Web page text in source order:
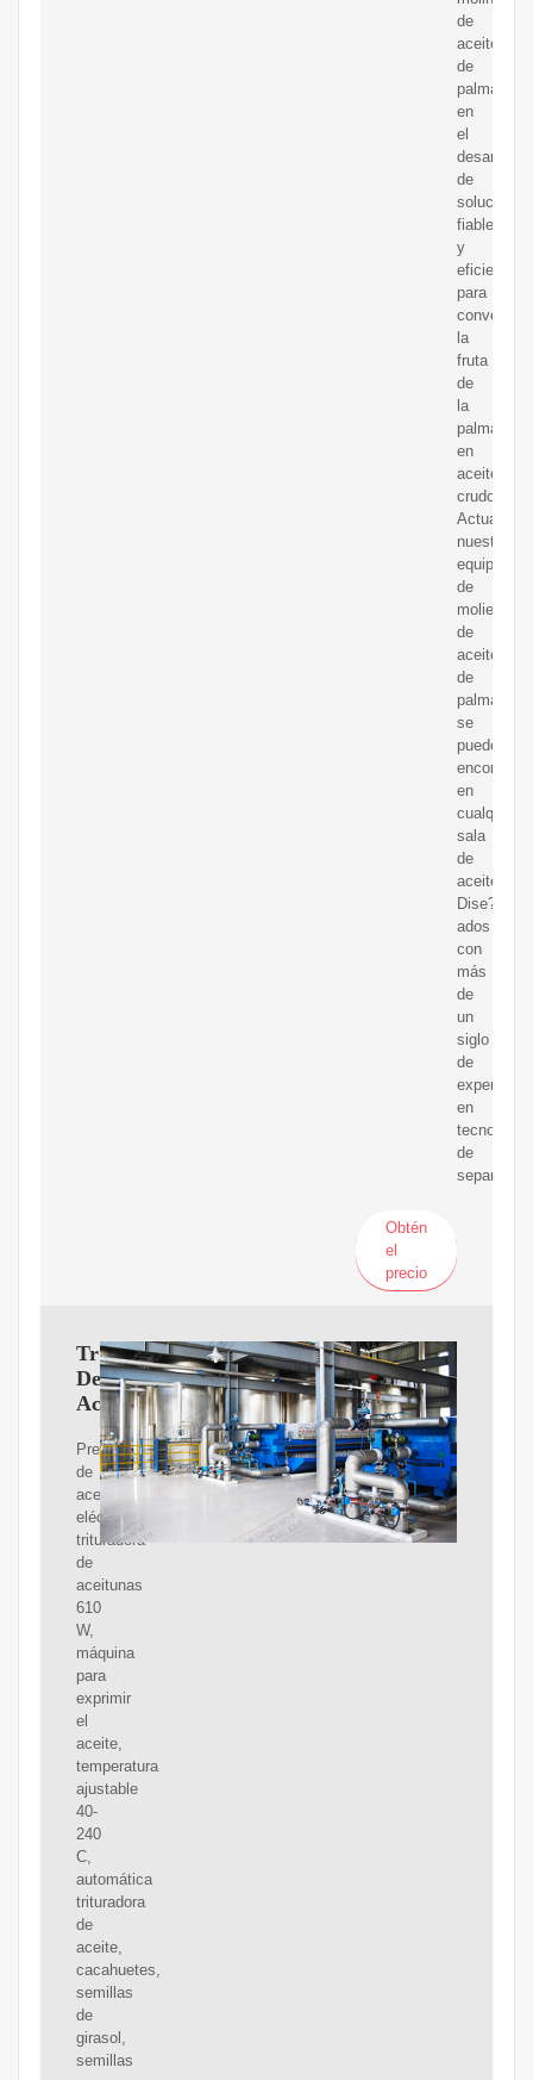
de
aceite
de
palma
en
el
desarrollo
de
soluciones
fiables
y
eficientes
para
convertir
la
fruta
de
la
palma
en
aceite
crudo.
nuestro
equipo
de
molienda
de
aceite
de
palma
se
puede
encontrar
en
cualquier
sala
de
aceite.
Dise?
ados
con
más
de
un
siglo
de
en
tecnología
de
separación
Obtén
el
precio
Trituradora
De
Aceitunas
Prensa
de
aceite
eléctrica
trituradora
de
aceitunas
610
W,
máquina
para
exprimir
el
aceite,
temperatura
ajustable
40-
240
C,
automática
trituradora
de
aceite,
cacahuetes,
semillas
de
girasol,
semillas